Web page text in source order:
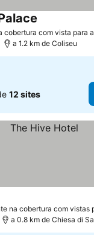
cobertura com vista para
a 1.2 km de Coliseu
12 sites
na cobertura com vistas
a 0.8 km de Chiesa di